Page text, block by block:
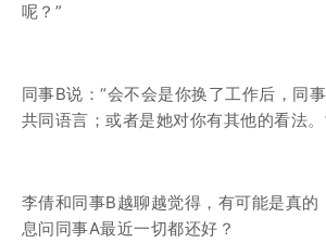
呢？”
同事B说：“会不会是你换了工作后，同
共同语言；或者是她对你有其他的看法。
李倩和同事B越聊越觉得，有可能是真的
息问同事A最近一切都还好？